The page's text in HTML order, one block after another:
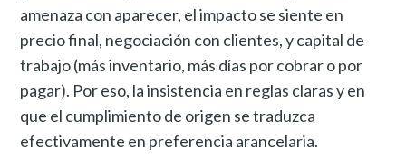
amenaza con aparecer, el impacto se siente en
precio final, negociación con clientes, y capital de
trabajo (más inventario, más días por cobrar o por
pagar). Por eso, la insistencia en reglas claras y en
que el cumplimiento de origen se traduzca
efectivamente en preferencia arancelaria.